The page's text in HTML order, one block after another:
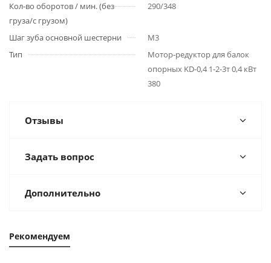
Кол-во оборотов / мин. (без
груза/с грузом)
290/348
Шаг зуба основной шестерни
М3
Тип
Мотор-редуктор для балок
опорных KD-0,4 1-2-3т 0,4 кВт
380
Отзывы
Задать вопрос
Дополнительно
Рекомендуем